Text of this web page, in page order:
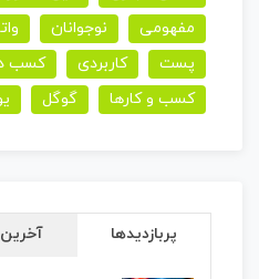
مفهومی
نوجوانان
پست
کاربردی کسب
کسب و کارها
گوگل
پربازدیدها